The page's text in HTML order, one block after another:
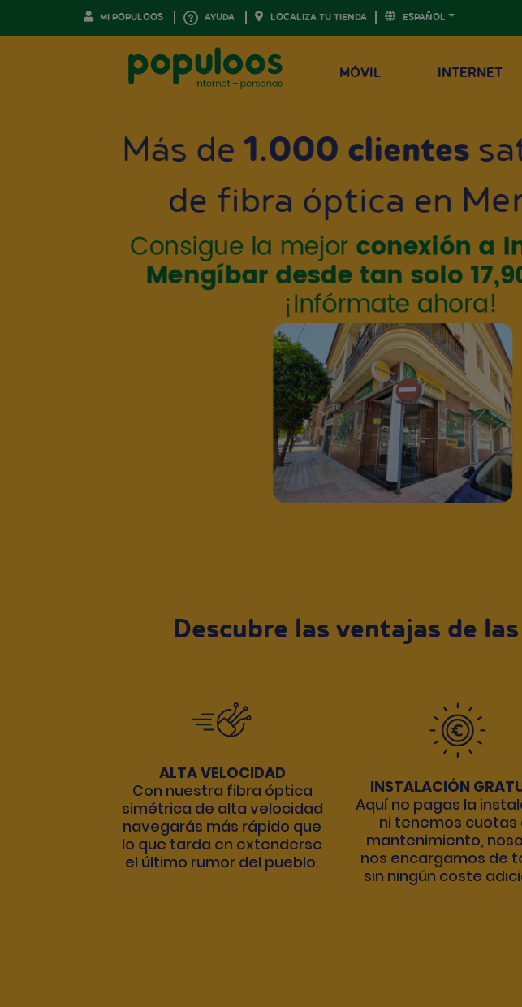
MI POPULOOS AYUDA LOCALIZA TU TIENDA ESPAÑOL
MÓVIL INTERNET
Descubre las ventajas de
ALTA VELOCIDAD
Con nuestra fibra óptica
simétrica de alta velocidad
navegarás más rápido que
lo que tarda en extenderse
el último rumor del pueblo.
INSTALACIÓN
Aquí no pagas la
ni tenemos cuotas
mantenimiento,
nos encargamos de
sin ningún coste